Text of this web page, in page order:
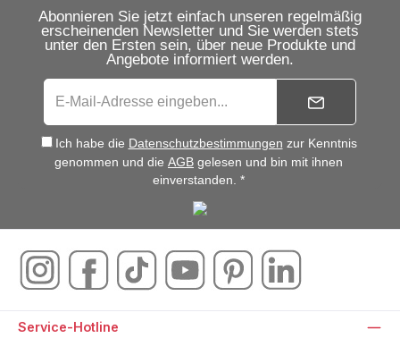
Abonnieren Sie jetzt einfach unseren regelmäßig
erscheinenden Newsletter und Sie werden stets
unter den Ersten sein, über neue Produkte und
Angebote informiert werden.
Ich habe die Datenschutzbestimmungen zur Kenntnis
genommen und die AGB gelesen und bin mit ihnen
einverstanden. *
Service-Hotline